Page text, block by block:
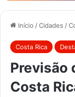
Início /Cidades /
Costa Rica
Previsão
Costa